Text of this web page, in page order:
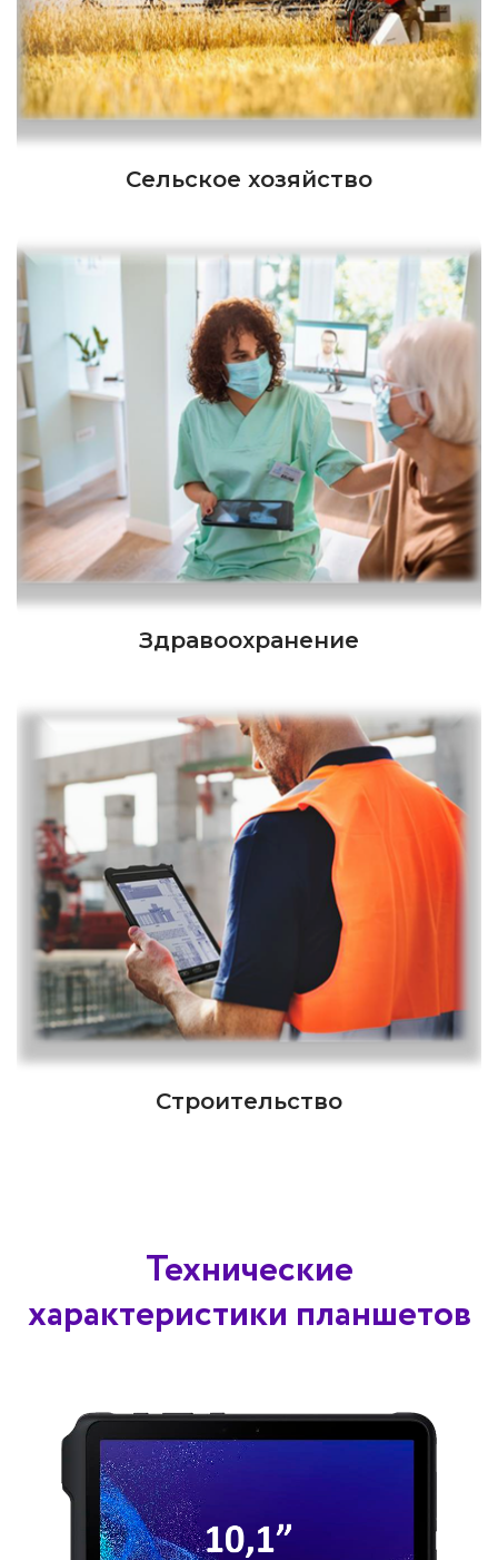
Сельское хозяйство
Здравоохранение
Строительство
Технические
характеристики планшетов